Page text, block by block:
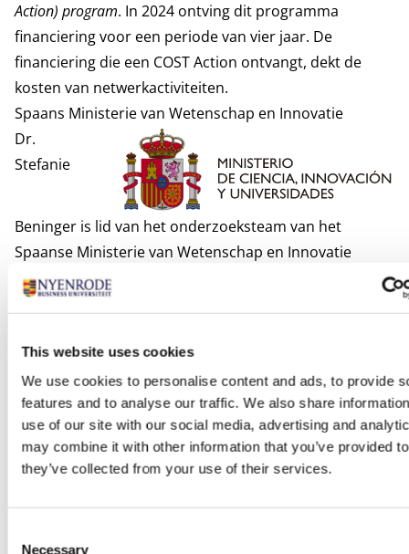
This website uses cookies
We use cookies to personalise content and ads, to provide
features and to analyse our traffic. We also share
use of our site with our social media, advertising and
may combine it with other information that you’ve provided
they’ve collected from your use of their services.
Necessary
Action) program. In 2024 ontving dit programma
financiering voor een periode van vier jaar. De
financiering die een COST Action ontvangt, dekt de
kosten van netwerkactiviteiten.
Spaans Ministerie van Wetenschap en Innovatie
Dr.
Stefanie
Beninger is lid van het onderzoeksteam van het
Spaanse Ministerie van Wetenschap en Innovatie
(Agencia Estatal de Investigación) voor het
onderzoeksproject “Uitrusten van Consumenten tegen
van het Welzijn van Consumenten” (PID2022-
140723OA-I00; lopend van 2023 tot 2026), samen met
onderzoekers van IE Business School en IE University.
Politecnico di Milano
Prof. dr. Désirée van Gorp heeft de samenwerking
tussen Nyenrode en de Graduate School of
Management van Politecnico di Milano in Italië